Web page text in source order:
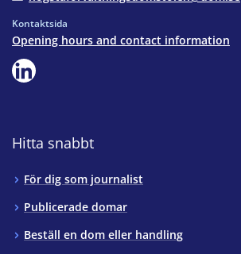
Kontaktsida
Opening hours and contact information
Hitta snabbt
För dig som journalist
Publicerade domar
Beställ en dom eller handling